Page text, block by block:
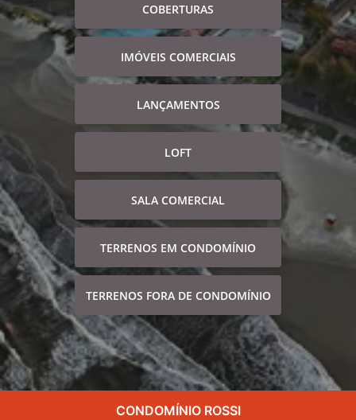
COBERTURAS
IMÓVEIS COMERCIAIS
LANÇAMENTOS
LOFT
SALA COMERCIAL
TERRENOS EM CONDOMÍNIO
TERRENOS FORA DE CONDOMÍNIO
CONDOMÍNIO ROSSI